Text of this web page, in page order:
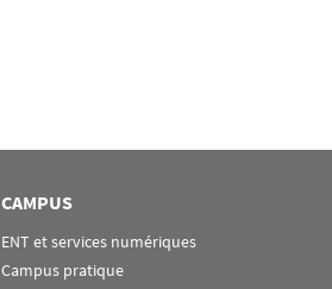
CAMPUS
ENT et services numériques
Campus pratique